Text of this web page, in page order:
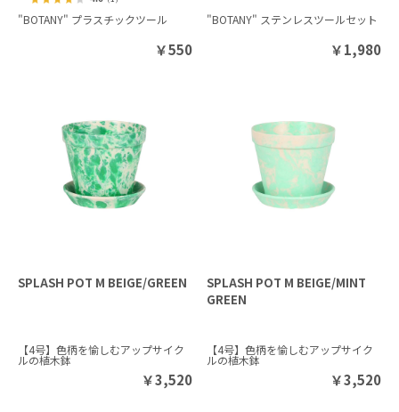
"BOTANY" プラスチックツール
￥550
"BOTANY" ステンレスツールセット
￥1,980
SPLASH POT M BEIGE/GREEN
【4号】色柄を愉しむアップサイク
ルの植木鉢
￥3,520
SPLASH POT M BEIGE/MINT
GREEN
【4号】色柄を愉しむアップサイク
ルの植木鉢
￥3,520